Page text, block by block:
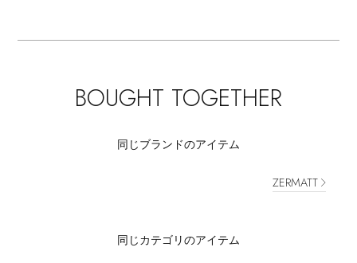
BOUGHT TOGETHER
同じブランドのアイテム
ZERMATT
同じカテゴリのアイテム